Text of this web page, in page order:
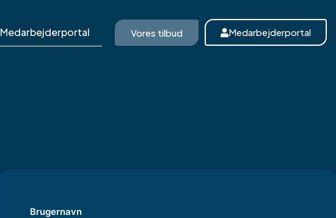
Medarbejderportal Vores tilbud Medarbejderportal
Brugernavn